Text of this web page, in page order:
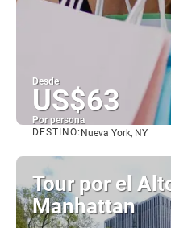
Desde
US$63
Por persona
DESTINO: Nueva York, NY
Tour por el
Manhattan